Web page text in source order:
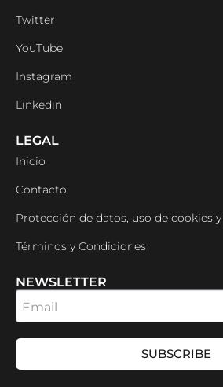
Twitter
YouTube
Instagram
Linkedin
LEGAL
Inicio
Contacto
Protección de datos, uso de cookies
Términos y Condiciones
NEWSLETTER
Email
SUBSCRIBE